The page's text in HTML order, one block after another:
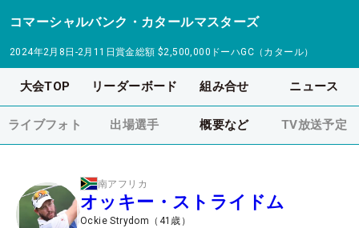
コマーシャルバンク・カタールマスターズ
2024年2月8日-2月11日賞金総額 $2,500,000 ドーハGC（カタール）
大会TOP リーダーボード 組み合せ ニュース
ライブフォト 出場選手 概要など TV放送予定
南アフリカ
オッキー・ストライドム
Ockie Strydom （ 41 歳）